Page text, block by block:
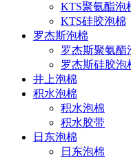
KTS聚氨酯泡
KTS硅胶泡棉
罗杰斯泡棉
罗杰斯聚氨酯
罗杰斯硅胶泡
井上泡棉
积水泡棉
积水泡棉
积水胶带
日东泡棉
日东泡棉